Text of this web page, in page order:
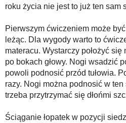
roku życia nie jest to już ten sam
Pierwszym ćwiczeniem może
leżąc. Dla wygody warto to
materacu. Wystarczy położyć
po bokach głowy. Nogi wsadzić
powoli podnosić przód tułowia.
razy. Nogi można podnosić w
trzeba przytrzymać się dłońmi
Ściąganie łopatek w pozycji